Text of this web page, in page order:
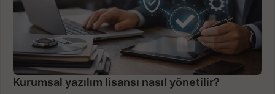
Kurumsal yazılım lisansı nasıl yönetilir?